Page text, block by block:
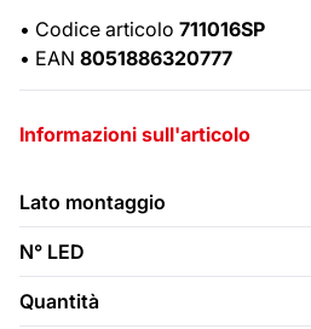
• Codice articolo 711016SP
• EAN 8051886320777
Informazioni sull'articolo
Lato montaggio
N° LED
Quantità